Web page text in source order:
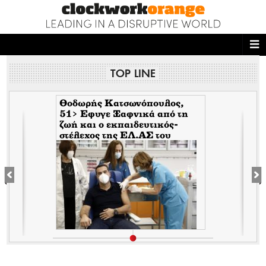
NEWS DESK
THE ONES WHO DO
MAGAZINE
TOP LINE
Θοδωρής Κατσωνόπουλος,
51> Εφυγε Ξαφνικά από τη
ζωή και ο εκπαιδευτικός-
στέλεχος της EΛ.ΑΣ του
Τσίπρα, λίγο αφότου έφυγε
ξαφνικά και ο Ανδρέας
Μπρακούλιας, 55 του
Mέρα25